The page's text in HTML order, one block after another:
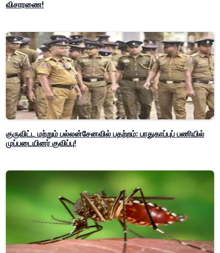
விசாரணை!
குருவிட்ட மற்றும் பல்லன்சேனவில் பதற்றம்: பாதுகாப்புப் பணியில்
முப்படையினர் குவிப்பு!